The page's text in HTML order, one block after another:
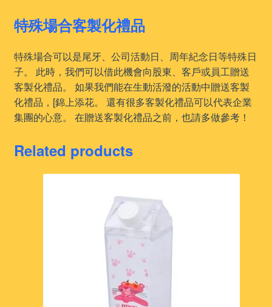
特殊場合客製化禮品
特殊場合可以是尾牙、公司活動日、周年紀念日等特殊日
子。 此時，我們可以借此機會向股東、客戶或員工贈送
客製化禮品。 如果我們能在生動活潑的活動中贈送客製
化禮品，[錦上添花。 還有很多客製化禮品可以代表企業
集團的心意。 在贈送客製化禮品之前，也請多做參考！
Related products